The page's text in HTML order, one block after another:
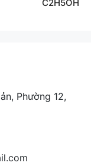
C2H5OH
Phường 12,